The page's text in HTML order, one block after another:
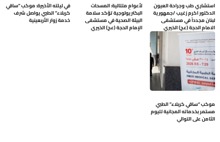
استشاري طب وجراحة العيون
الدكتور اكرم زغيب /جمهورية
لبنان مجدداً في مستشفى
الامام الحجة (عج) الخيري
لأعوامٍ متتالية: المسحات
البكتريولوجية تؤكد سلامة
البيئة الصحية في مستشفى
الإمام الحجة (عج) الخيري
في ليلته الأخيرة: موكب “ساقي
كربلاء” الطبي يواصل شرف
خدمة زوار الأربعينية
موكب “ساقي كربلاء” الطبي
مستمر بخدماته المجانية لليوم
الثامن على التوالي